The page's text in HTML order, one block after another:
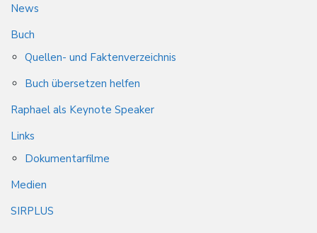
News
Buch
Quellen- und Faktenverzeichnis
Buch übersetzen helfen
Raphael als Keynote Speaker
Links
Dokumentarfilme
Medien
SIRPLUS